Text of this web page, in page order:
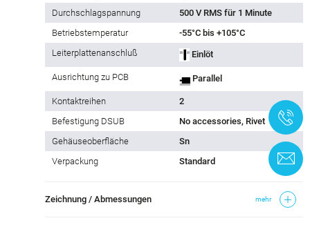
Durchschlagspannung
500 V RMS für 1 Minute
Betriebstemperatur
-55°C bis +105°C
Leiterplattenanschluß
Einlöt
Ausrichtung zu PCB Parallel
Kontaktreihen
2
Befestigung DSUB
No accessories, Rivet
Gehäuseoberfläche
Sn
Verpackung
Standard
Zeichnung / Abmessungen mehr